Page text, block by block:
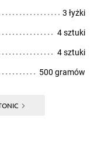
3 łyżki
4 sztuki
4 sztuki
500 gramów